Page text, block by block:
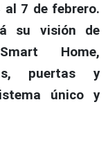
al 7 de febrero.
su visión de
Home,
puertas y
único y